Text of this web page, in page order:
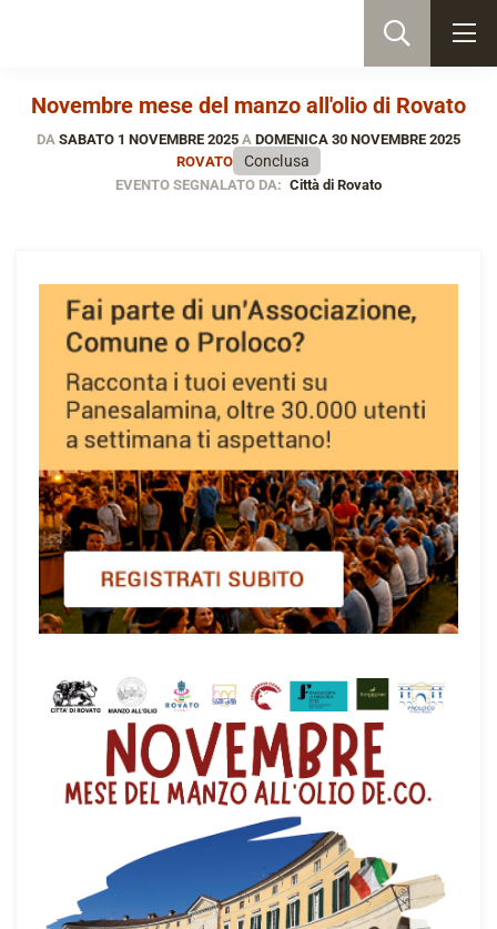
Novembre mese del manzo all'olio di Rovato
DA SABATO 1 NOVEMBRE 2025 A DOMENICA 30 NOVEMBRE 2025
ROVATO
Conclusa
EVENTO SEGNALATO DA: Città di Rovato